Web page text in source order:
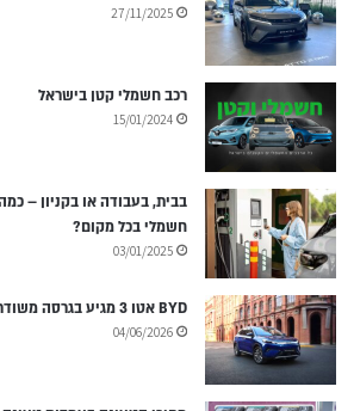
27/11/2025
רכב חשמלי קטן בישראל
15/01/2024
בבית, בעבודה או בקניון –
חשמלי בכל מקום?
03/01/2025
BYD אטו 3 מגיע בגרסה משודרגת ובמחיר משתלם
04/06/2026